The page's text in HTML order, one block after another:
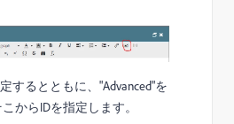
するとともに、"Advanced"を
からIDを指定します。